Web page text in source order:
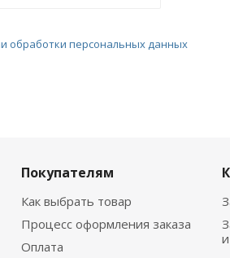
обработки персональных данных
Покупателям
Как выбрать товар
Процесс оформления заказа
Оплата